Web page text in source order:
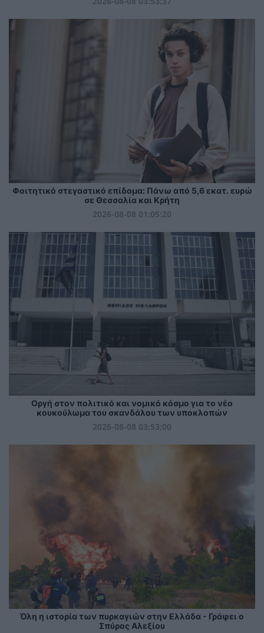
Φοιτητικό στεγαστικό επίδομα: Πάνω από 5,6 εκατ. ευρώ
σε Θεσσαλία και Κρήτη
2026-08-08 01:05:20
Οργή στον πολιτικό και νομικό κόσμο για το νέο
κουκούλωμα του σκανδάλου των υποκλοπών
2026-08-08 03:53:00
Όλη η ιστορία των πυρκαγιών στην Ελλάδα - Γράφει ο
Σπύρος Αλεξίου